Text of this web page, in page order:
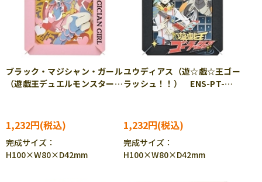
ブラック・マジシャン・ガール
（遊戯王デュエルモンスター
1,232円
完成サイズ：
H100×W80×D42mm
ユウディアス（遊☆戯☆王ゴー
ラッシュ！！） ENS-PT-
1,232円
完成サイズ：
H100×W80×D42mm